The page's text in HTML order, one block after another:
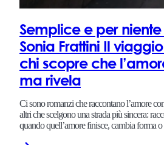
Semplice e per
Sonia Frattini Il
chi scopre che
ma rivela
Ci sono romanzi che raccontano l’amore
altri che scelgono una strada più sincera:
quando quell’amore finisce, cambia forma